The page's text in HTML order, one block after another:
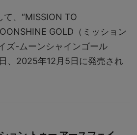
、“MISSION TO
GOLD（ミッション
ズ-ムーンシャインゴール
、2025年12月5日に発売され